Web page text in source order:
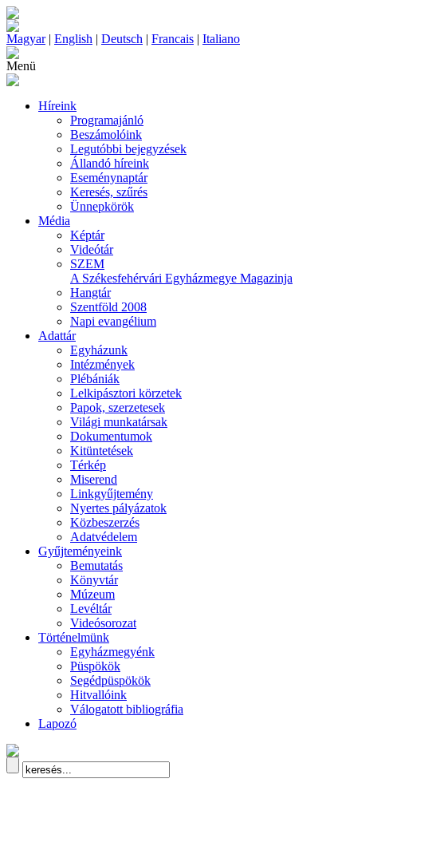
Magyar| English | Deutsch | Francais | Italiano
Menü
Híreink
Programajánló
Beszámolóink
Legutóbbi bejegyzések
Állandó híreink
Eseménynaptár
Keresés, szűrés
Ünnepkörök
Média
Képtár
Videótár
SZEM
A Székesfehérvári Egyházmegye Magazinja
Hangtár
Szentföld 2008
Napi evangélium
Adattár
Egyházunk
Intézmények
Plébániák
Lelkipásztori körzetek
Papok, szerzetesek
Világi munkatársak
Dokumentumok
Kitüntetések
Térkép
Miserend
Linkgyűjtemény
Nyertes pályázatok
Közbeszerzés
Adatvédelem
Gyűjteményeink
Bemutatás
Könyvtár
Múzeum
Levéltár
Videósorozat
Történelmünk
Egyházmegyénk
Püspökök
Segédpüspökök
Hitvallóink
Válogatott bibliográfia
Lapozó